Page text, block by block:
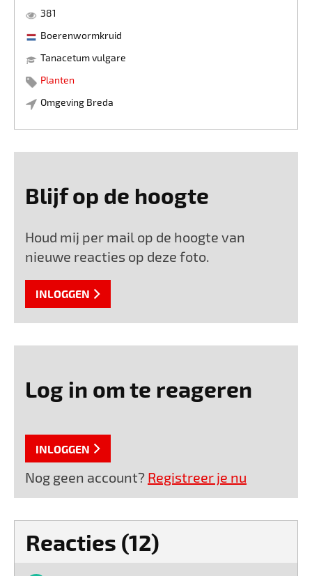
381
Boerenwormkruid
Tanacetum vulgare
Planten
Omgeving Breda
Blijf op de hoogte
Houd mij per mail op de hoogte van
nieuwe reacties op deze foto.
INLOGGEN
Log in om te reageren
INLOGGEN
Nog geen account? Registreer je nu
Reacties (12)